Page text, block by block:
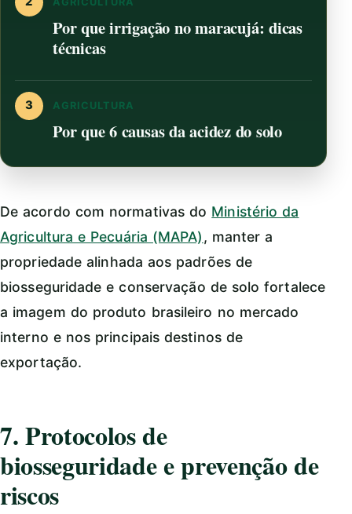
Por que irrigação no maracujá: dicas
técnicas
3 AGRICULTURA
Por que 6 causas da acidez do solo
De acordo com normativas do Ministério da
Agricultura e Pecuária (MAPA), manter a
propriedade alinhada aos padrões de
biosseguridade e conservação de solo fortalece
a imagem do produto brasileiro no mercado
interno e nos principais destinos de
exportação.
7. Protocolos de
biosseguridade e prevenção de
riscos